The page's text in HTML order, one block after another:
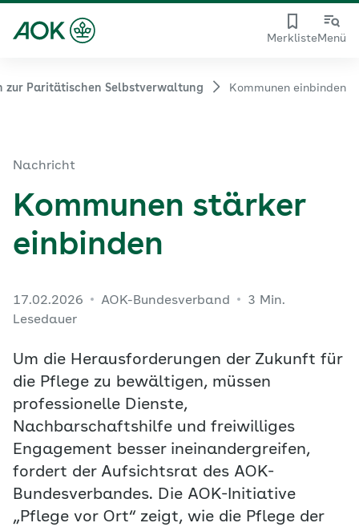
MerklisteMenü
zur Paritätischen Selbstverwaltung Kommunen einbinden
Nachricht
Kommunen stärker
einbinden
17.02.2026 AOK-Bundesverband
3 Min.
Lesedauer
Um die Herausforderungen der Zukunft für
die Pflege zu bewältigen, müssen
professionelle Dienste,
Nachbarschaftshilfe und freiwilliges
Engagement besser ineinandergreifen,
fordert der Aufsichtsrat des AOK-
Bundesverbandes. Die AOK-Initiative
„Pflege vor Ort“ zeigt, wie die Pflege der